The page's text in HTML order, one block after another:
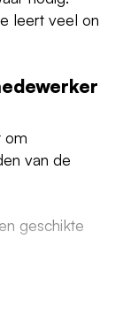
leert veel on
om
van de
geschikte